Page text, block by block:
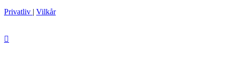
Privatliv | Vilkår